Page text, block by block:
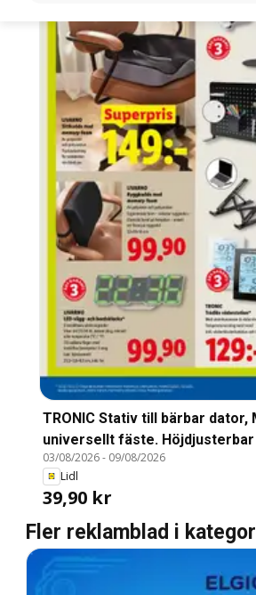
TRONIC Stativ till bärbar dator,
universellt fäste. Höjdjusterbar
Hopfällbar. 28x20,5x21cm
03/08/2026- 09/08/2026
Lidl
39,90 kr
Fler reklamblad i